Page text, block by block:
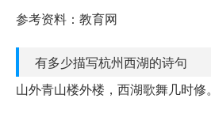
参考资料：教育网
有多少描写杭州西湖的诗句
山外青山楼外楼，西湖歌舞几时修。